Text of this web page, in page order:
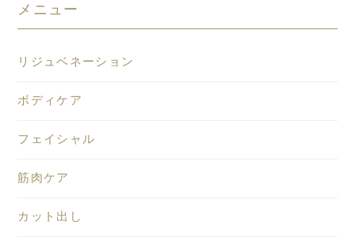
メニュー
リジュベネーション
ボディケア
フェイシャル
筋肉ケア
カット出し